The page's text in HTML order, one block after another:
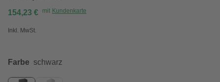
154,23 € mit Kundenkarte
Inkl. MwSt.
Farbe schwarz